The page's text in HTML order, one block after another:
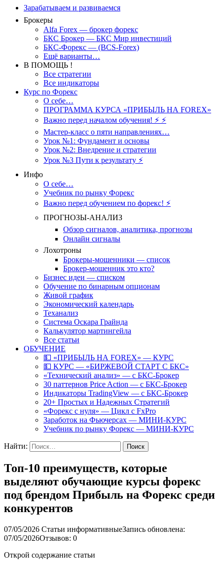
Зарабатываем и развиваемся
Брокеры
Alfa Forex — брокер форекс
БКС Брокер — БКС Мир инвестиций
БКС-Форекс — (BCS-Forex)
Ещё варианты…
В ПОМОЩЬ !
Все стратегии
Все индикаторы
Курс по Форекс
О себе…
ПРОГРАММА КУРСА «ПРИБЫЛЬ НА FOREX»
Важно перед началом обучения! ⚡ ⚡
Мастер-класс о пяти направлениях…
Урок №1: Фундамент и основы
Урок №2: Внедрение и стратегии
Урок №3 Пути к результату ⚡️
Инфо
О себе…
Учебник по рынку Форекс
Важно перед обучением по форекс! ⚡
ПРОГНОЗЫ-АНАЛИЗ
Обзор сигналов, аналитика, прогнозы
Онлайн сигналы
Лохотроны
Брокеры-мошенники — список
Брокер-мошенник это кто?
Бизнес идеи — списком
Обучение по бинарным опционам
Живой график
Экономический календарь
Теханализ
Система Оскара Грайнда
Калькулятор мартингейла
Все статьи
ОБУЧЕНИЕ
💵 «ПРИБЫЛЬ НА FOREX» — КУРС
💵 КУРС — «БИРЖЕВОЙ СТАРТ С БКС»
«Технический анализ» — с БКС-Брокер
30 паттернов Price Action — с БКС-Брокер
Индикаторы TradingView — с БКС-Брокер
20+ Простых и Надежных Стратегий
«Форекс с нуля» — Цикл с FxPro
Заработок на Фьючерсах — МИНИ-КУРС
Учебник по рынку Форекс — МИНИ-КУРС
Найти:
Топ-10 преимуществ, которые
выделяют обучающие курсы форекс
под брендом Прибыль на Форекс среди
конкурентов
07/05/2026 Статьи информативныеЗапись обновлена:
07/05/2026Отзывов: 0
Открой содержание статьи